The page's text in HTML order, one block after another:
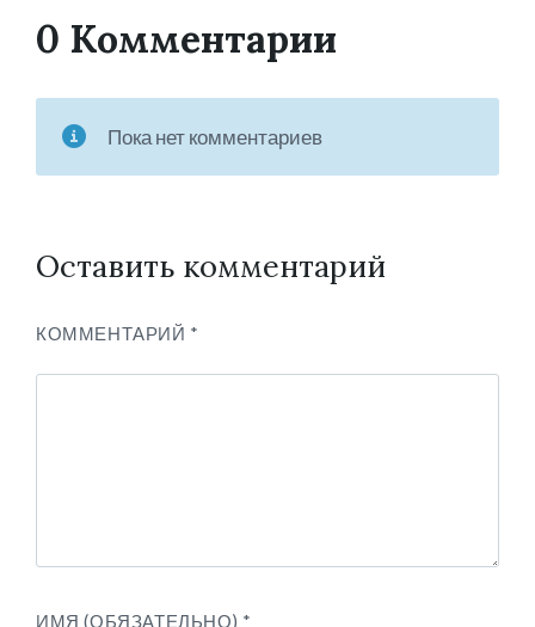
0 Комментарии
Пока нет комментариев
Оставить комментарий
КОММЕНТАРИЙ *
ИМЯ (ОБЯЗАТЕЛЬНО) *